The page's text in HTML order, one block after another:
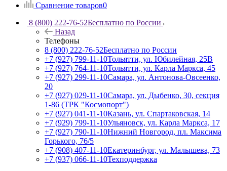
Сравнение товаров0
8 (800) 222-76-52Бесплатно по России
Назад
Телефоны
8 (800) 222-76-52Бесплатно по России
+7 (927) 799-11-10Тольятти, ул. Юбилейная, 25В
+7 (927) 764-11-10Тольятти, ул. Карла Маркса, 45
+7 (927) 299-11-10Самара, ул. Антонова-Овсеенко,
20
+7 (927) 029-11-10Самара, ул. Дыбенко, 30, секция
1-86 (ТРК "Космопорт")
+7 (927) 041-11-10Казань, ул. Спартаковская, 14
+7 (929) 799-11-10Ульяновск, ул. Карла Маркса, 17
+7 (927) 790-11-10Нижний Новгород, пл. Максима
Горького, 76/5
+7 (908) 407-11-10Екатеринбург, ул. Малышева, 73
+7 (937) 066-11-10Техподдержка